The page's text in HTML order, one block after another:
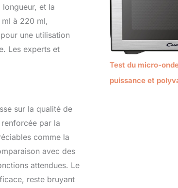
longueur, et la
ml à 220 ml,
une utilisation
Les experts et
sur la qualité de
par la
comme la
avec des
attendues. Le
reste bruyant
Test du micro-
puissance et